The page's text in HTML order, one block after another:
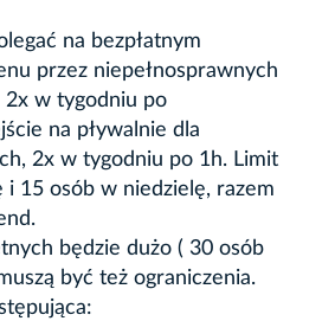
na bezpłatnym
przez niepełnosprawnych
2x w tygodniu po
na pływalnie dla
2x w tygodniu po 1h. Limit
i 15 osób w niedzielę, razem
będzie dużo ( 30 osób
być też ograniczenia.